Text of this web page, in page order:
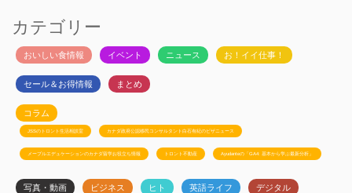
カテゴリー
おいしい食情報 イベント ニュース お！イイ仕事！
セール＆お得情報 まとめ
コラム
JSSのトロント生活相談室 カナダ政府公認移民コンサルタント白石有紀のビザニュース
メープルエデュケーションのカナダ留学お役立ち情報 トロント不動産 Ayudanteの「GA4: 基本から学ぶ最新分析」
写真・動画 ビジネス ヒト 英語ライフ デジタル